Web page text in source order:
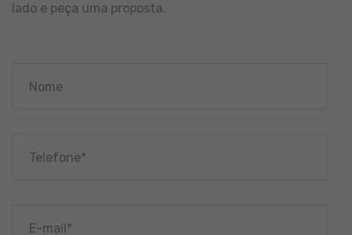
lado e peça uma proposta.